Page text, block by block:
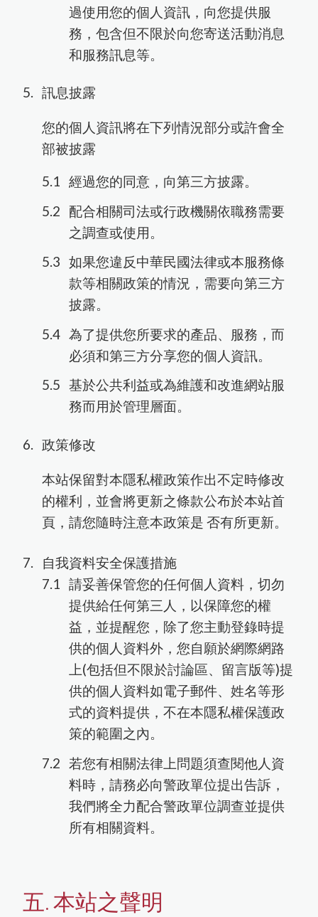
過使用您的個人資訊，向您提供服
務，包含但不限於向您寄送活動消息
和服務訊息等。
訊息披露
您的個人資訊將在下列情況部分或許會全
部被披露
經過您的同意，向第三方披露。
配合相關司法或行政機關依職務需要
之調查或使用。
如果您違反中華民國法律或本服務條
款等相關政策的情況，需要向第三方
披露。
為了提供您所要求的產品、服務，而
必須和第三方分享您的個人資訊。
基於公共利益或為維護和改進網站服
務而用於管理層面。
政策修改
本站保留對本隱私權政策作出不定時修改
的權利，並會將更新之條款公布於本站首
頁，請您隨時注意本政策是 否有所更新。
自我資料安全保護措施
請妥善保管您的任何個人資料，切勿
提供給任何第三人，以保障您的權
益，並提醒您，除了您主動登錄時提
供的個人資料外，您自願於網際網路
上(包括但不限於討論區、留言版等)提
供的個人資料如電子郵件、姓名等形
式的資料提供，不在本隱私權保護政
策的範圍之內。
若您有相關法律上問題須查閱他人資
料時，請務必向警政單位提出告訴，
我們將全力配合警政單位調查並提供
所有相關資料。
五. 本站之聲明